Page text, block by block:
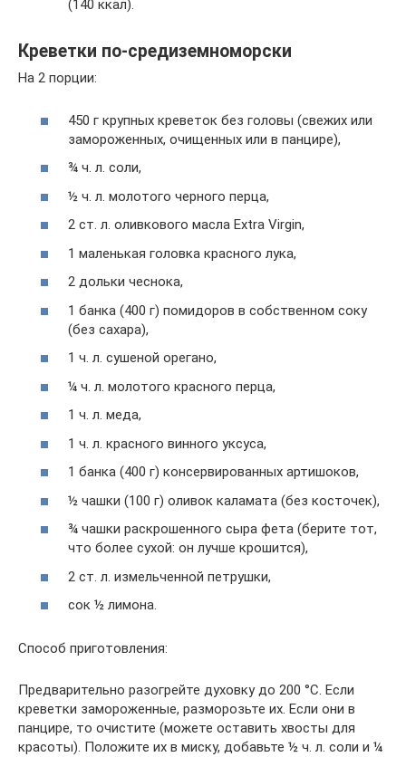
(140 ккал).
Креветки по‑средиземноморски
На 2 порции:
450 г крупных креветок без головы (свежих или
замороженных, очищенных или в панцире),
¾ ч. л. соли,
½ ч. л. молотого черного перца,
2 ст. л. оливкового масла Extra Virgin,
1 маленькая головка красного лука,
2 дольки чеснока,
1 банка (400 г) помидоров в собственном соку
(без сахара),
1 ч. л. сушеной орегано,
¼ ч. л. молотого красного перца,
1 ч. л. меда,
1 ч. л. красного винного уксуса,
1 банка (400 г) консервированных артишоков,
½ чашки (100 г) оливок каламата (без косточек),
¾ чашки раскрошенного сыра фета (берите тот,
что более сухой: он лучше крошится),
2 ст. л. измельченной петрушки,
сок ½ лимона.
Способ приготовления:
Предварительно разогрейте духовку до 200 °C. Если
креветки замороженные, разморозьте их. Если они в
панцире, то очистите (можете оставить хвосты для
красоты). Положите их в миску, добавьте ½ ч. л. соли и ¼